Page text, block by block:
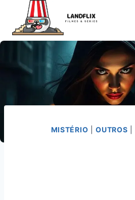
Conteúdo
MISTÉRIO |OUTROS